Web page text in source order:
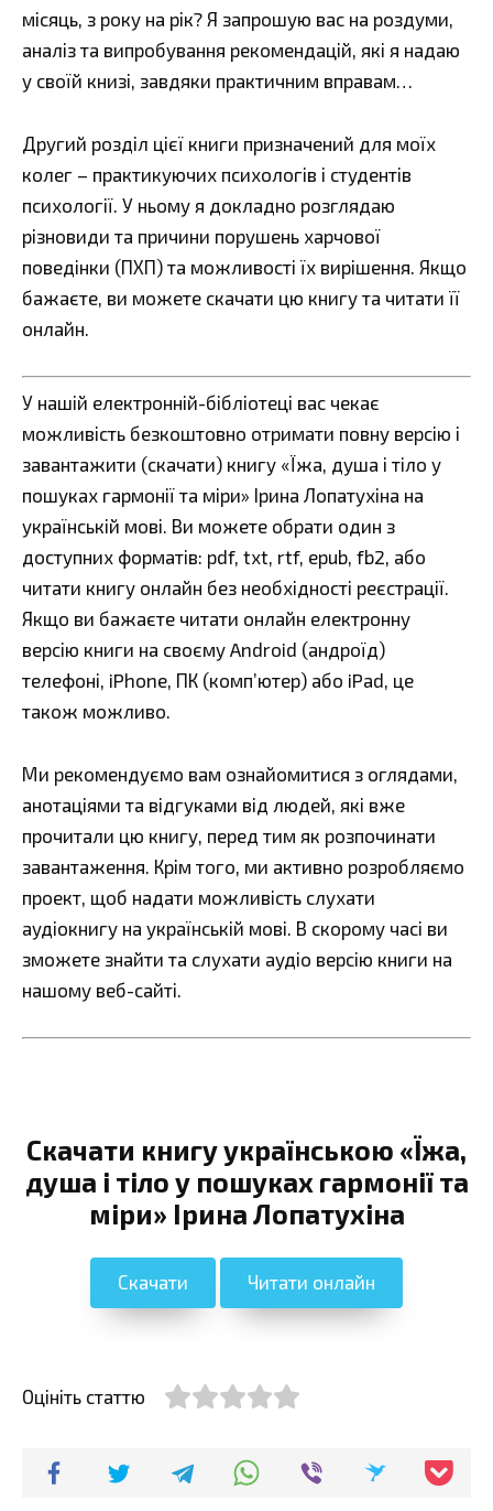
місяць, з року на рік? Я запрошую вас на роздуми,
аналіз та випробування рекомендацій, які я надаю
у своїй книзі, завдяки практичним вправам…
Другий розділ цієї книги призначений для моїх
колег – практикуючих психологів і студентів
психології. У ньому я докладно розглядаю
різновиди та причини порушень харчової
поведінки (ПХП) та можливості їх вирішення. Якщо
бажаєте, ви можете скачати цю книгу та читати її
онлайн.
У нашій електронній-бібліотеці вас чекає
можливість безкоштовно отримати повну версію і
завантажити (скачати) книгу «Їжа, душа і тіло у
пошуках гармонії та міри» Ірина Лопатухіна на
українській мові. Ви можете обрати один з
доступних форматів: pdf, txt, rtf, epub, fb2, або
читати книгу онлайн без необхідності реєстрації.
Якщо ви бажаєте читати онлайн електронну
версію книги на своєму Android (андроїд)
телефоні, iPhone, ПК (комп’ютер) або iPad, це
також можливо.
Ми рекомендуємо вам ознайомитися з оглядами,
анотаціями та відгуками від людей, які вже
прочитали цю книгу, перед тим як розпочинати
завантаження. Крім того, ми активно розробляємо
проект, щоб надати можливість слухати
аудіокнигу на українській мові. В скорому часі ви
зможете знайти та слухати аудіо версію книги на
нашому веб-сайті.
Скачати книгу українською «Їжа,
душа і тіло у пошуках гармонії та
міри» Ірина Лопатухіна
Скачати Читати онлайн
Оцініть статтю